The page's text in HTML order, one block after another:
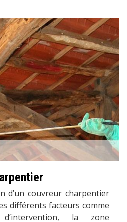
d’un couvreur charpentier
différents facteurs comme
la zone